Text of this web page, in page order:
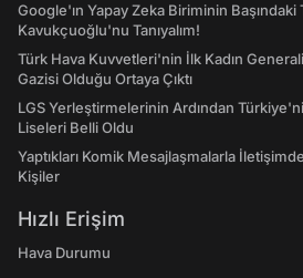
Google'ın Yapay Zeka Biriminin Başındaki
Kavukçuoğlu'nu Tanıyalım!
Türk Hava Kuvvetleri'nin İlk Kadın
Gazisi Olduğu Ortaya Çıktı
LGS Yerleştirmelerinin Ardından
Liseleri Belli Oldu
Yaptıkları Komik Mesajlaşmalarla
Kişiler
Hızlı Erişim
Hava Durumu